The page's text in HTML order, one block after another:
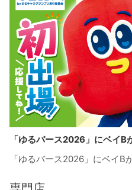
「ゆるバース2026」にベイB
「ゆるバース2026」にベイB